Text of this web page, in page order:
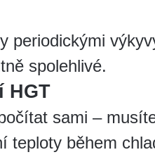
periodickými
spolehlivé.
HGT
sami –
teploty během